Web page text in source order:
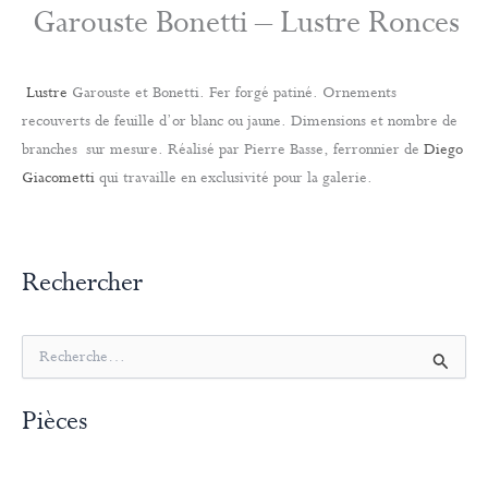
Garouste Bonetti – Lustre Ronces
Lustre Garouste et Bonetti. Fer forgé patiné. Ornements
recouverts de feuille d’or blanc ou jaune. Dimensions et nombre de
branches sur mesure. Réalisé par Pierre Basse, ferronnier de Diego
Giacometti qui travaille en exclusivité pour la galerie.
Rechercher
e
hPièces